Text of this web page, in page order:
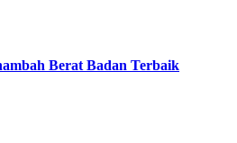
Berat Badan Terbaik